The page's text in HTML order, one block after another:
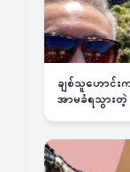
ချစ်သူဟောင်
အာမခံရသွားတဲ့